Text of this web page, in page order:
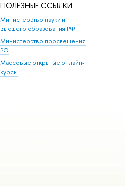
ПОЛЕЗНЫЕ ССЫЛКИ
Министерство науки и
высшего образования РФ
Министерство просвещения
РФ
Массовые открытые онлайн-
курсы